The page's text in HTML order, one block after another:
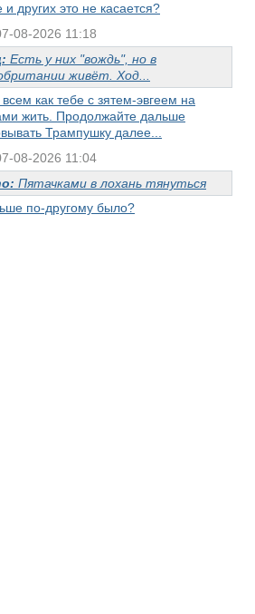
и других это не касается?
08-2026 11:18
Есть у них "вождь", но в
живёт. Ход...
как тебе с зятем-эвгеем на
жить. Продолжайте дальше
Трампушку далее...
08-2026 11:04
Пятачками в лохань тянуться
по-другому было?